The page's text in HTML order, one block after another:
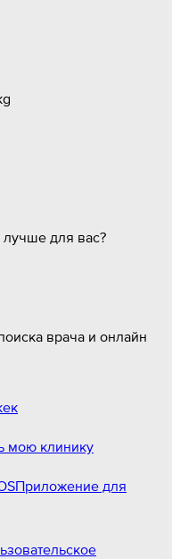
для вас?
врача и онлайн
мою клинику
Приложение для